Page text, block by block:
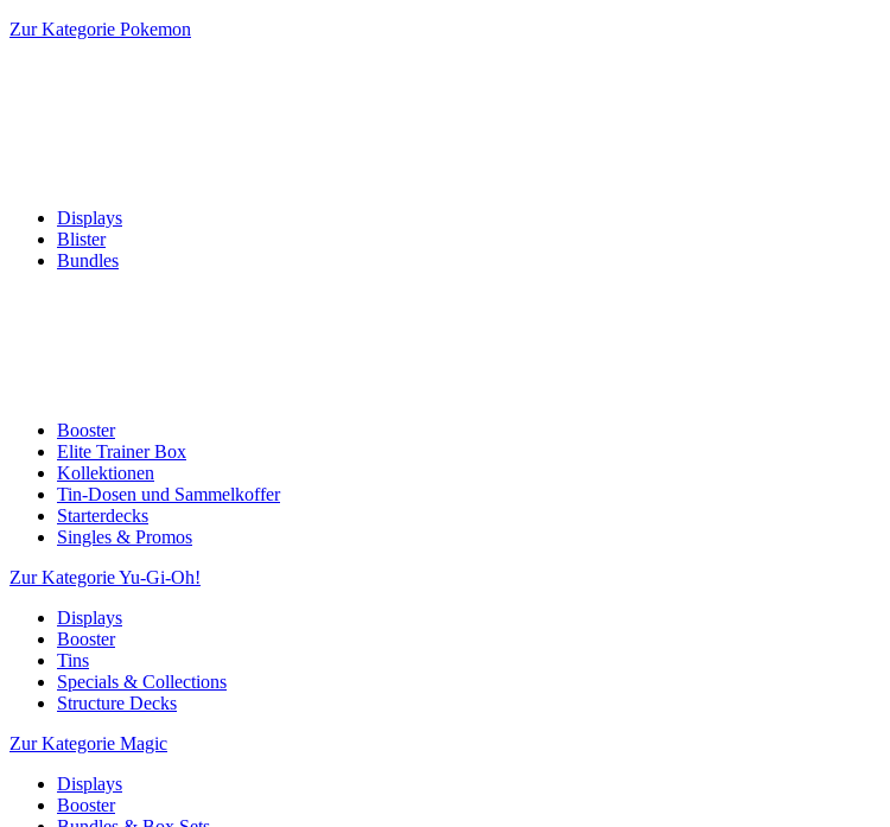
Zur Kategorie Pokemon
Displays
Blister
Bundles
Booster
Elite Trainer Box
Kollektionen
Tin-Dosen und Sammelkoffer
Starterdecks
Singles & Promos
Zur Kategorie Yu-Gi-Oh!
Displays
Booster
Tins
Specials & Collections
Structure Decks
Zur Kategorie Magic
Displays
Booster